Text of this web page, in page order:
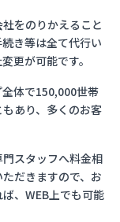
をのりかえること
き等は全て代行い
更が可能です。
体で150,000世帯
あり、多くのお客
スタッフへ料金相
だきますので、お
、WEB上でも可能